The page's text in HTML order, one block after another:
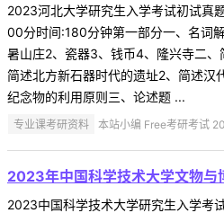
2023河北大学研究生入学考试初试真
00分时间:180分钟第一部分一、名词
暑山庄2、瓷器3、钱币4、隆兴寺二、
简述北方新石器时代的遗址2、简述汉
纪念物的利用原则三、论述题 ...
专业课考研资料 本站小编 Free考研考试
2023年中国科学技术大学文物与
2023中国科学技术大学研究生入学考